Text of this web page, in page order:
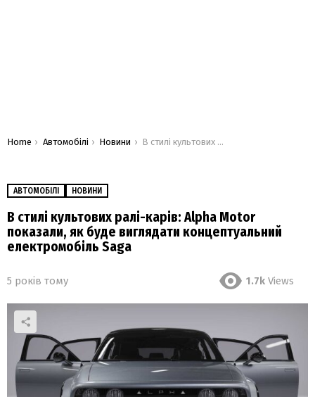
You are here:
Home Автомобілі Новини В стилі культових ралі-карів: Alpha Motor показали, як буде виглядати концептуальний електромобіль Saga
АВТОМОБІЛІ НОВИНИ
В стилі культових ралі-карів: Alpha Motor
показали, як буде виглядати концептуальний
електромобіль Saga
5 років тому 1.7k Views